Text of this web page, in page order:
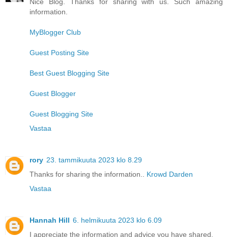
Nice Blog. Thanks for sharing with us. Such amazing
information.
MyBlogger Club
Guest Posting Site
Best Guest Blogging Site
Guest Blogger
Guest Blogging Site
Vastaa
rory 23. tammikuuta 2023 klo 8.29
Thanks for sharing the information.. Krowd Darden
Vastaa
Hannah Hill 6. helmikuuta 2023 klo 6.09
I appreciate the information and advice you have shared.